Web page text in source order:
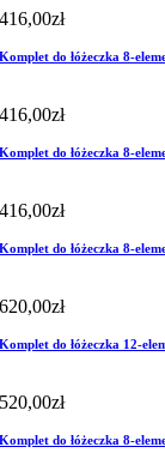
416,00zł
Komplet do łóżeczka 8-
416,00zł
Komplet do łóżeczka 8-
416,00zł
Komplet do łóżeczka 8-
620,00zł
Komplet do łóżeczka 12-
520,00zł
Komplet do łóżeczka 8-